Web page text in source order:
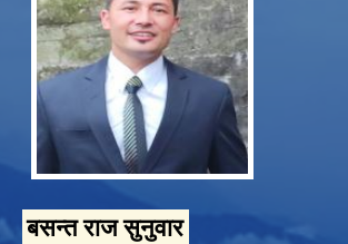
बसन्त राज सुनुवार